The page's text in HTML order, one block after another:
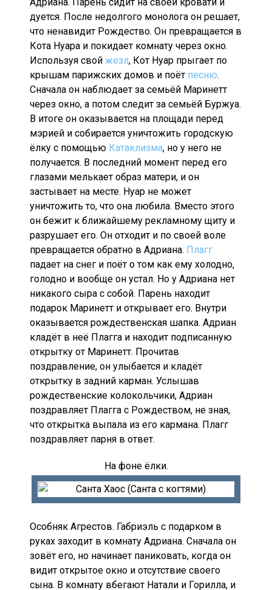
Адриана. Парень сидит на своей кровати и
дуется. После недолгого монолога он решает,
что ненавидит Рождество. Он превращается в
Кота Нуара и покидает комнату через окно.
Используя свой жезл, Кот Нуар прыгает по
крышам парижских домов и поёт песню.
Сначала он наблюдает за семьёй Маринетт
через окно, а потом следит за семьёй Буржуа.
В итоге он оказывается на площади перед
мэрией и собирается уничтожить городскую
ёлку с помощью Катаклизма, но у него не
получается. В последний момент перед его
глазами мелькает образ матери, и он
застывает на месте. Нуар не может
уничтожить то, что она любила. Вместо этого
он бежит к ближайшему рекламному щиту и
разрушает его. Он отходит и по своей воле
превращается обратно в Адриана. Плагг
падает на снег и поёт о том как ему холодно,
голодно и вообще он устал. Но у Адриана нет
никакого сыра с собой. Парень находит
подарок Маринетт и открывает его. Внутри
оказывается рождественская шапка. Адриан
кладёт в неё Плагга и находит подписанную
открытку от Маринетт. Прочитав
поздравление, он улыбается и кладёт
открытку в задний карман. Услышав
рождественские колокольчики, Адриан
поздравляет Плагга с Рождеством, не зная,
что открытка выпала из его кармана. Плагг
поздравляет парня в ответ.
На фоне ёлки.
Особняк Агрестов. Габриэль с подарком в
руках заходит в комнату Адриана. Сначала он
зовёт его, но начинает паниковать, когда он
видит открытое окно и отсутствие своего
сына. В комнату вбегают Натали и Горилла, и